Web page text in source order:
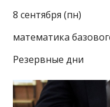
8 сентября (пн)
математика
Резервные дни